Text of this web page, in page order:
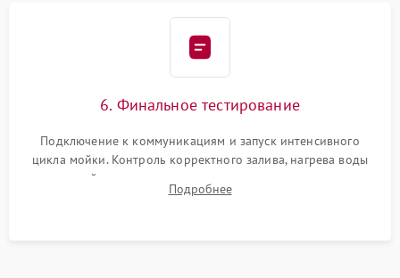
6. Финальное тестирование
Подключение к коммуникациям и запуск интенсивного
цикла мойки. Контроль корректного залива, нагрева воды
до нужной температуры, отсутствия посторонних шумов,
штатного слива и абсолютной сухости в поддоне.
Подробнее